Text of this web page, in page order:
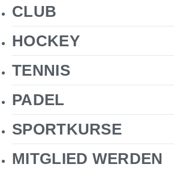
Über uns
Jobs
Clubgelände
Gastronomie
Förderverein Hockey
Kontakt
NHTC TV
Hockey
CLUB
HOCKEY
TENNIS
PADEL
SPORTKURSE
MITGLIED WERDEN